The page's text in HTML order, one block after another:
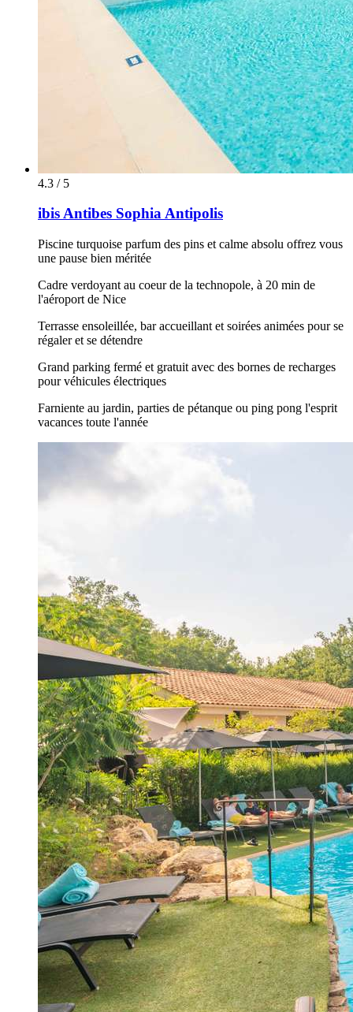
4.3 / 5
ibis Antibes Sophia Antipolis
Piscine turquoise parfum des pins et calme absolu offrez vous
une pause bien méritée
Cadre verdoyant au coeur de la technopole, à 20 min de
l'aéroport de Nice
Terrasse ensoleillée, bar accueillant et soirées animées pour se
régaler et se détendre
Grand parking fermé et gratuit avec des bornes de recharges
pour véhicules électriques
Farniente au jardin, parties de pétanque ou ping pong l'esprit
vacances toute l'année